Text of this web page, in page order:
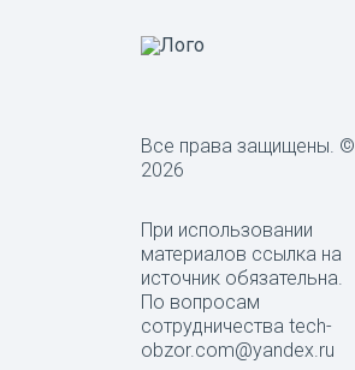
Все права защищены. ©
2026
При использовании
материалов ссылка на
источник обязательна.
По вопросам
сотрудничества tech-
obzor.com@yandex.ru